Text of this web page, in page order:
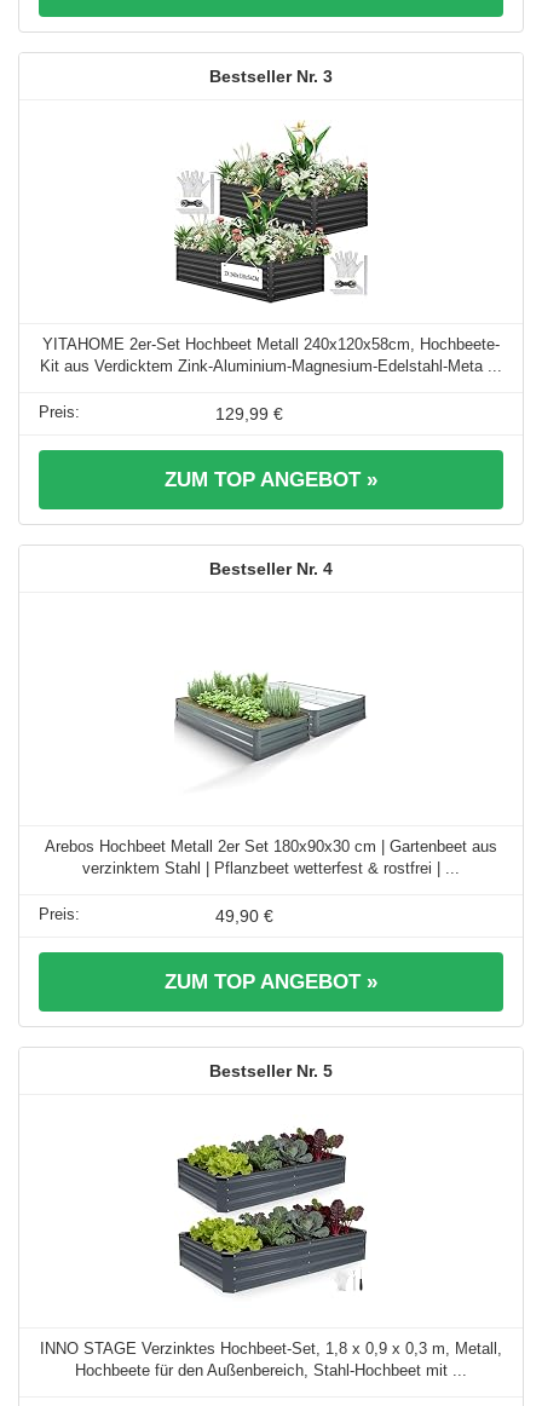
3
YITAHOME 2er-Set Hochbeet Metall 240x120x58cm, Hochbeete-
Kit aus Verdicktem Zink-Aluminium-Magnesium-Edelstahl-Meta ...
129,99 €
ZUM TOP ANGEBOT »
4
Arebos Hochbeet Metall 2er Set 180x90x30 cm | Gartenbeet aus
verzinktem Stahl | Pflanzbeet wetterfest & rostfrei | ...
49,90 €
ZUM TOP ANGEBOT »
5
INNO STAGE Verzinktes Hochbeet-Set, 1,8 x 0,9 x 0,3 m, Metall,
Hochbeete für den Außenbereich, Stahl-Hochbeet mit ...